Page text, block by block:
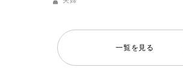
一覧を見る